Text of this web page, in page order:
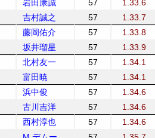
岩田康誠 57 1.33.6
吉村誠之 57 1.33.7
藤岡佑介 57 1.33.8
坂井瑠星 57 1.33.9
北村友一 57 1.34.1
富田暁 57 1.34.1
浜中俊 57 1.34.6
古川吉洋 57 1.34.6
西村淳也 57 1.34.6